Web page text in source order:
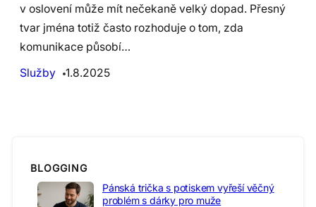
v oslovení může mít nečekaně velký dopad. Přesný
tvar jména totiž často rozhoduje o tom, zda
komunikace působí…
Služby
1.8.2025
BLOGGING
Pánská trička s potiskem vyřeší věčný
problém s dárky pro muže